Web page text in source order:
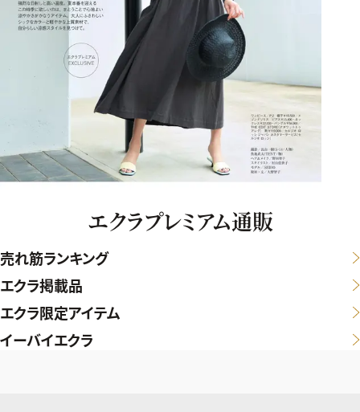
エクラプレミアム通販
売れ筋ランキング
エクラ掲載品
エクラ限定アイテム
イーバイエクラ